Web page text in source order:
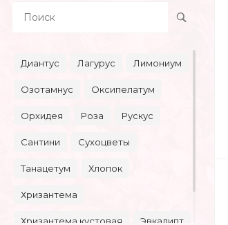
Диантус Лагурус Лимониум
Озотамнус Оксипелатум
Орхидея Роза Рускус
Сантини Сухоцветы
Танацетум Хлопок
Хризантема
Хризантема кустовая Эвкалипт